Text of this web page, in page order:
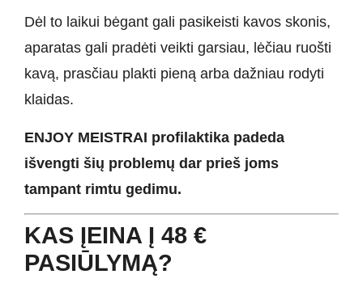
Dėl to laikui bėgant gali pasikeisti kavos skonis,
aparatas gali pradėti veikti garsiau, lėčiau ruošti
kavą, prasčiau plakti pieną arba dažniau rodyti
klaidas.
ENJOY MEISTRAI profilaktika padeda
išvengti šių problemų dar prieš joms
tampant rimtu gedimu.
KAS ĮEINA Į 48 €
PASIŪLYMĄ?